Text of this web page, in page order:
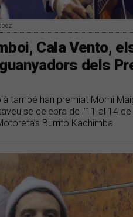
Cala Vento,
dels
també han premiat Momi
se celebra de l'11 al 14
Burrito Kachimba